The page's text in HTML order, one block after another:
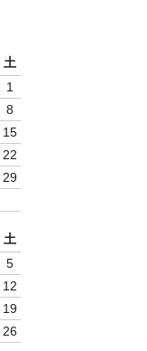
土
1
8
15
22
29
土
5
12
19
26